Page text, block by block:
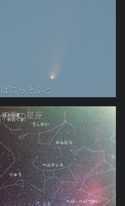
ばにらそふと
初夏の星座